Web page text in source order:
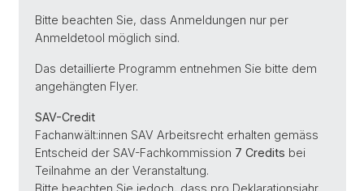
Bitte beachten Sie, dass Anmeldungen nur per
Anmeldetool möglich sind.
Das detaillierte Programm entnehmen Sie bitte dem
angehängten Flyer.
SAV-Credit
Fachanwält:innen SAV Arbeitsrecht erhalten gemäss
Entscheid der SAV-Fachkommission 7 Credits bei
Teilnahme an der Veranstaltung.
Bitte beachten Sie jedoch, dass pro Deklarationsjahr